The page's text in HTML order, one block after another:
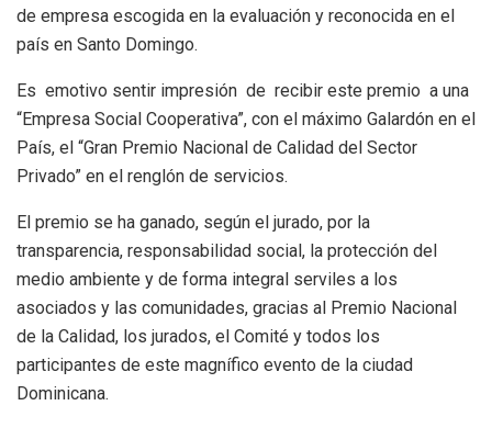
de empresa escogida en la evaluación y reconocida en el
país en Santo Domingo.
Es emotivo sentir impresión de recibir este premio a una
“Empresa Social Cooperativa”, con el máximo Galardón en el
País, el “Gran Premio Nacional de Calidad del Sector
Privado” en el renglón de servicios.
El premio se ha ganado, según el jurado, por la
transparencia, responsabilidad social, la protección del
medio ambiente y de forma integral serviles a los
asociados y las comunidades, gracias al Premio Nacional
de la Calidad, los jurados, el Comité y todos los
participantes de este magnífico evento de la ciudad
Dominicana.